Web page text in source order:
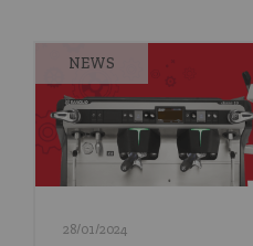
NEWS
28/01/2024